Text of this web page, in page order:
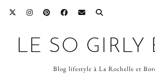
LE SO GIRLY
Blog lifestyle à La Rochelle et